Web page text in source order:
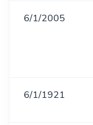
6/1/2005
6/1/1921